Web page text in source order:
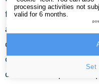
fonction Superuser,
autre champ de
désormais, il ne connaît
ou de pays
de simuler la présence
processing activities not
valid for 6 months.
Set